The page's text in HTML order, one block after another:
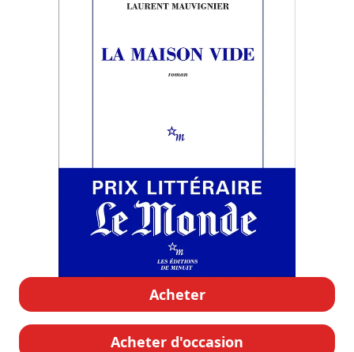
Acheter
Acheter d'occasion